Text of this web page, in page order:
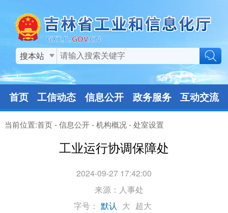
搜本站
首页 工信动态 信息公开 政务服务 互动交流
当前位置:首页-信息公开-机构概况-处室设置
工业运行协调保障处
2024-09-27 17:42:00
来源： 人事处
字号： 默认 大 超大